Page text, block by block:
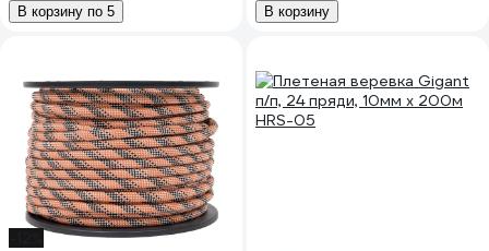
В корзину по 5 В корзину